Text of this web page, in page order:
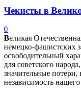
Чекисты в
0
Великая
немецко-фашистских
освободительный
для советского
значительные
независимость